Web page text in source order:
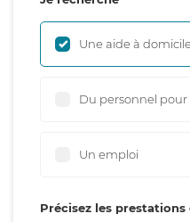
Une aide à domicile
Du personnel
Un emploi
Précisez les